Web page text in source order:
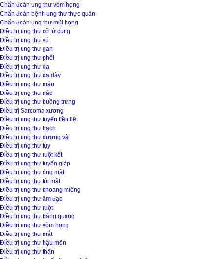
Chẩn đoán ung thư vòm họng
Chẩn đoán bệnh ung thư thực quản
Chẩn đoán ung thư mũi họng
Điều trị ung thư cổ tử cung
Điều trị ung thư vú
Điều trị ung thư gan
Điều trị ung thư phổi
Điều trị ung thư da
Điều trị ung thư dạ dày
Điều trị ung thư máu
Điều trị ung thư não
Điều trị ung thư buồng trứng
Điều trị Sarcoma xương
Điều trị ung thư tuyến tiền liệt
Điều trị ung thư hạch
Điều trị ung thư dương vật
Điều trị ung thư tụy
Điều trị ung thư ruột kết
Điều trị ung thư tuyến giáp
Điều trị ung thư ống mật
Điều trị ung thư túi mật
Điều trị ung thư khoang miệng
Điều trị ung thư âm đạo
Điều trị ung thư ruột
Điều trị ung thư bàng quang
Điều trị ung thư vòm họng
Điều trị ung thư mắt
Điều trị ung thư hậu môn
Điều trị ung thư thận